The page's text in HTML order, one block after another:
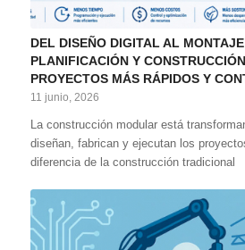
DEL DISEÑO DIGITAL AL
PLANIFICACIÓN Y
PROYECTOS MÁS RÁPIDOS Y
11 junio, 2026
La construcción modular está
diseñan, fabrican y ejecutan los
diferencia de la construcción tradicional